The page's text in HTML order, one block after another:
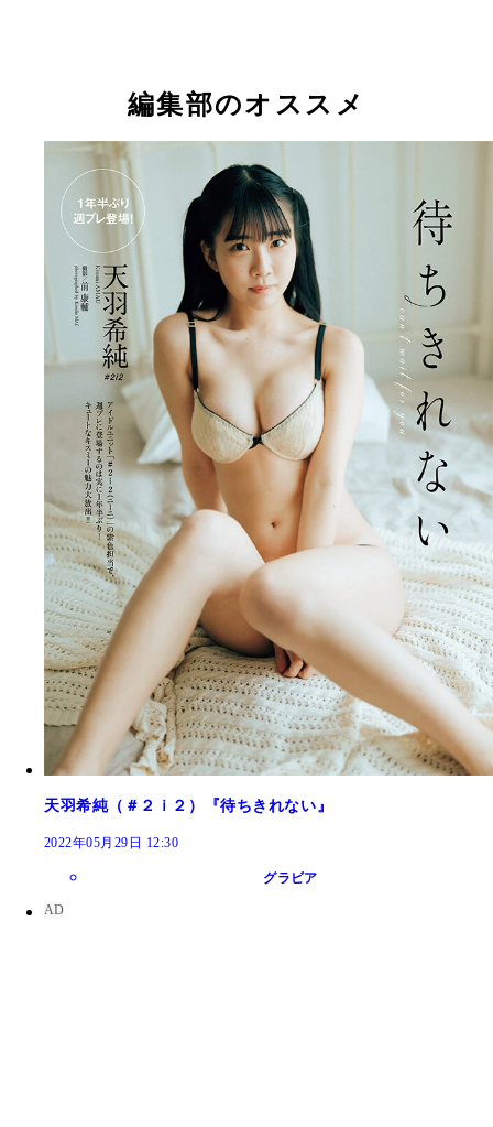
編集部のオススメ
天羽希純（＃２ｉ２）『待ちきれない』
2022年05月29日 12:30
グラビア